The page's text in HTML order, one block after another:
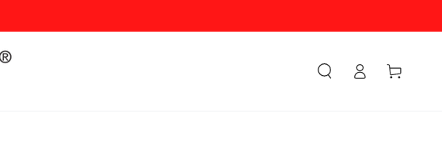
Accesso Carello